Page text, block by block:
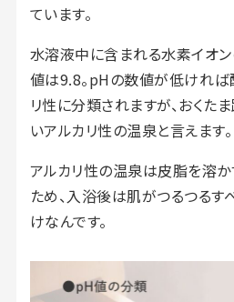
ています。
水溶液中に含まれる水素イオ
値は9.8。pHの数値が低ければ
リ性に分類されますが、おくた
いアルカリ性の温泉と言えます。
アルカリ性の温泉は皮脂を溶
ため、入浴後は肌がつるつるす
けなんです。